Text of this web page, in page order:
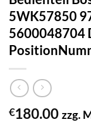
5WK57850
5600048704
€180.00 zzg.